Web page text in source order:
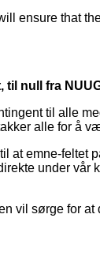
ensure that
til null fra
til alle
alle for å
at emne-feltet
under vår
vil sørge for